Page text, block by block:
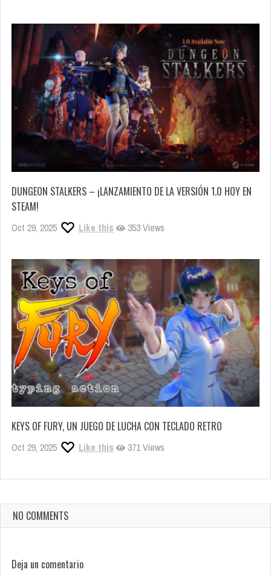
DUNGEON STALKERS – ¡LANZAMIENTO DE LA VERSIÓN 1.0 HOY EN
STEAM!
Oct 29, 2025 Like this 353 Views
KEYS OF FURY, UN JUEGO DE LUCHA CON TECLADO RETRO
Oct 29, 2025 Like this 371 Views
NO COMMENTS
Deja un comentario